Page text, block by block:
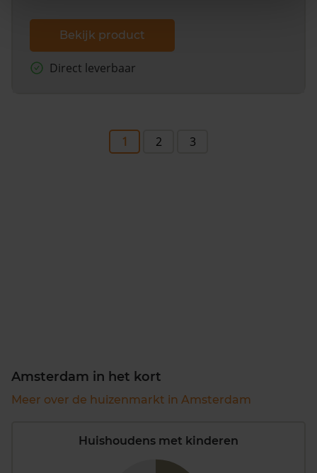
Bekijk product
Direct leverbaar
1 2 3
Amsterdam in het kort
Meer over de huizenmarkt in Amsterdam
Huishoudens met kinderen